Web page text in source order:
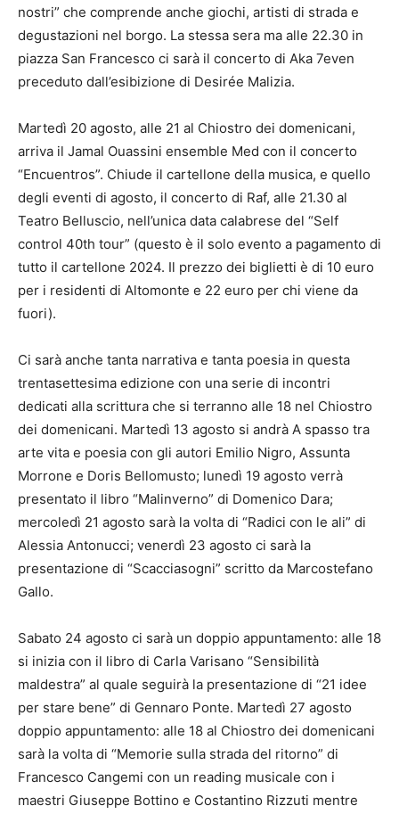
nostri” che comprende anche giochi, artisti di strada e
degustazioni nel borgo. La stessa sera ma alle 22.30 in
piazza San Francesco ci sarà il concerto di Aka 7even
preceduto dall’esibizione di Desirée Malizia.
Martedì 20 agosto, alle 21 al Chiostro dei domenicani,
arriva il Jamal Ouassini ensemble Med con il concerto
“Encuentros”. Chiude il cartellone della musica, e quello
degli eventi di agosto, il concerto di Raf, alle 21.30 al
Teatro Belluscio, nell’unica data calabrese del “Self
control 40th tour” (questo è il solo evento a pagamento di
tutto il cartellone 2024. Il prezzo dei biglietti è di 10 euro
per i residenti di Altomonte e 22 euro per chi viene da
fuori).
Ci sarà anche tanta narrativa e tanta poesia in questa
trentasettesima edizione con una serie di incontri
dedicati alla scrittura che si terranno alle 18 nel Chiostro
dei domenicani. Martedì 13 agosto si andrà A spasso tra
arte vita e poesia con gli autori Emilio Nigro, Assunta
Morrone e Doris Bellomusto; lunedì 19 agosto verrà
presentato il libro “Malinverno” di Domenico Dara;
mercoledì 21 agosto sarà la volta di “Radici con le ali” di
Alessia Antonucci; venerdì 23 agosto ci sarà la
presentazione di “Scacciasogni” scritto da Marcostefano
Gallo.
Sabato 24 agosto ci sarà un doppio appuntamento: alle 18
si inizia con il libro di Carla Varisano “Sensibilità
maldestra” al quale seguirà la presentazione di “21 idee
per stare bene” di Gennaro Ponte. Martedì 27 agosto
doppio appuntamento: alle 18 al Chiostro dei domenicani
sarà la volta di “Memorie sulla strada del ritorno” di
Francesco Cangemi con un reading musicale con i
maestri Giuseppe Bottino e Costantino Rizzuti mentre